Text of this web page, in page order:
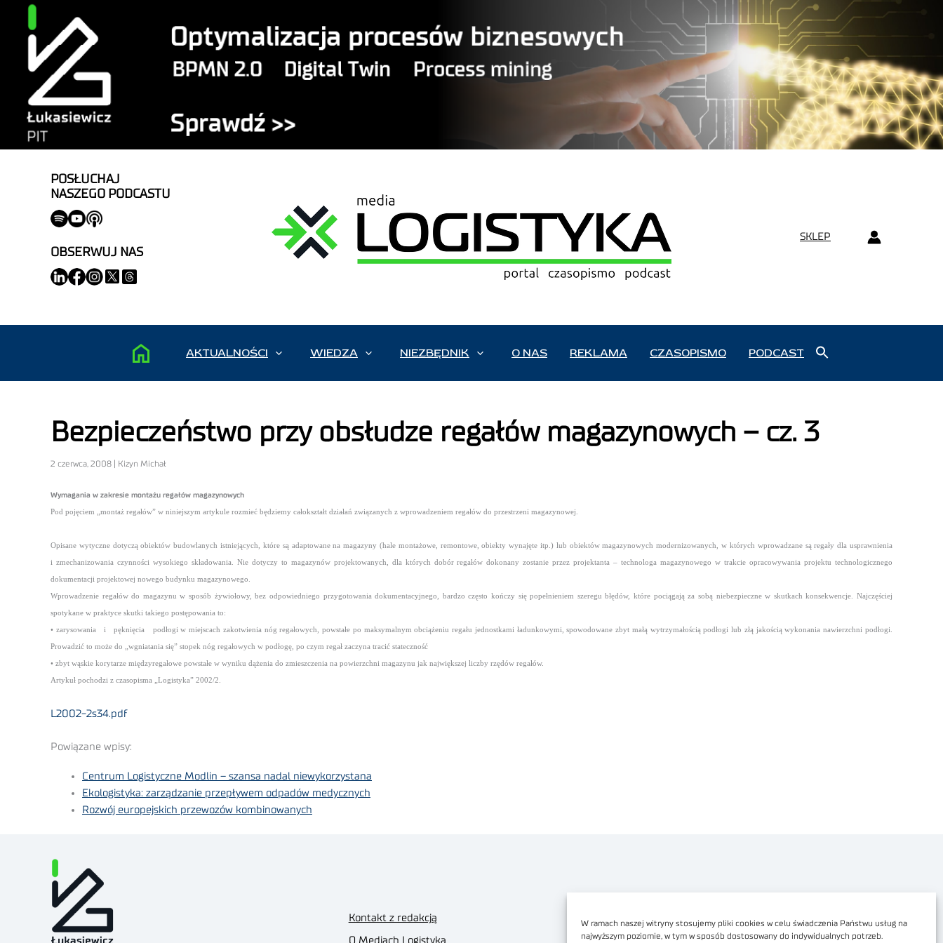
W ramach naszej witryny stosujemy pliki cookies w celu świadczenia Państwu usług na
najwyższym poziomie, w tym w sposób dostosowany do indywidualnych potrzeb.
POSŁUCHAJ
NASZEGO PODCASTU
OBSERWUJ NAS
SKLEP
AKTUALNOŚCI WIEDZA NIEZBĘDNIK O NAS REKLAMA CZASOPISMO PODCAST
Bezpieczeństwo przy obsłudze regałów magazynowych – cz. 3
2 czerwca, 2008 | Kizyn Michał
Wymagania w zakresie montażu regałów magazynowych
Pod pojęciem „montaż regałów” w niniejszym artykule rozmieć będziemy całokształt działań związanych z wprowadzeniem regałów do przestrzeni magazynowej.
Opisane wytyczne dotyczą obiektów budowlanych istniejących, które są adaptowane na magazyny (hale montażowe, remontowe, obiekty wynajęte itp.) lub obiektów magazynowych modernizowanych, w których wprowadzane są regały dla usprawnienia
i zmechanizowania czynności wysokiego składowania. Nie dotyczy to magazynów projektowanych, dla których dobór regałów dokonany zostanie przez projektanta – technologa magazynowego w trakcie opracowywania projektu technologicznego
dokumentacji projektowej nowego budynku magazynowego.
Wprowadzenie regałów do magazynu w sposób żywiołowy, bez odpowiedniego przygotowania dokumentacyjnego, bardzo często kończy się popełnieniem szeregu błędów, które pociągają za sobą niebezpieczne w skutkach konsekwencje. Najczęściej
spotykane w praktyce skutki takiego postępowania to:
• zarysowania i pęknięcia podłogi w miejscach zakotwienia nóg regałowych, powstałe po maksymalnym obciążeniu regału jednostkami ładunkowymi, spowodowane zbyt małą wytrzymałością podłogi lub złą jakością wykonania nawierzchni podłogi.
Prowadzić to może do „wgniatania się” stopek nóg regałowych w podłogę, po czym regał zaczyna tracić stateczność
• zbyt wąskie korytarze międzyregałowe powstałe w wyniku dążenia do zmieszczenia na powierzchni magazynu jak największej liczby rzędów regałów.
Artykuł pochodzi z czasopisma „Logistyka” 2002/2.
L2002-2s34.pdf
Powiązane wpisy:
Centrum Logistyczne Modlin – szansa nadal niewykorzystana
Ekologistyka: zarządzanie przepływem odpadów medycznych
Rozwój europejskich przewozów kombinowanych
Kontakt z redakcją
O Mediach Logistyka
Dostępność cyfrowa